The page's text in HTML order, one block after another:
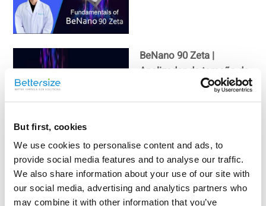
But first, cookies
We use cookies to personalise content and ads, to
provide social media features and to analyse our traffic.
We also share information about your use of our site with
our social media, advertising and analytics partners who
may combine it with other information that you’ve
BeNano 90 Zeta |
Analizador de tamaño de
nanopartículas y
potencial zeta
dinámica de la luz (DLS)
para el análisis del
tamaño de las partículas